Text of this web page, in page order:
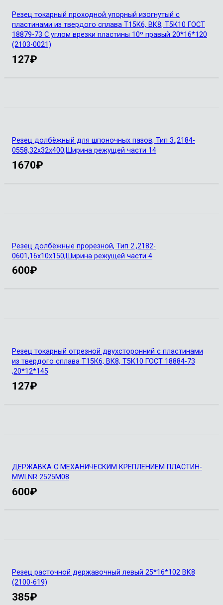
Резец токарный проходной упорный изогнутый с
пластинами из твердого сплава Т15К6, ВК8, Т5К10 ГОСТ
18879-73 С углом врезки пластины 10º правый 20*16*120
(2103-0021)
127₽
Резец долбёжный для шпоночных пазов, Тип 3.,2184-
0558,32х32х400,Ширина режущей части 14
1670₽
Резец долбёжные прорезной, Тип 2.,2182-
0601,16х10х150,Ширина режущей части 4
600₽
Резец токарный отрезной двухсторонний с пластинами
из твердого сплава Т15К6, ВК8, Т5К10 ГОСТ 18884-73
,20*12*145
127₽
ДЕРЖАВКА С МЕХАНИЧЕСКИМ КРЕПЛЕНИЕМ ПЛАСТИН-
MWLNR 2525M08
600₽
Резец расточной державочный левый 25*16*102 ВК8
(2100-619)
385₽